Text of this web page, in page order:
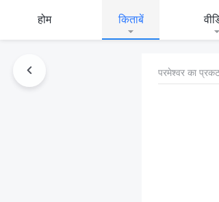
होम किताबें
परमेश्वर का